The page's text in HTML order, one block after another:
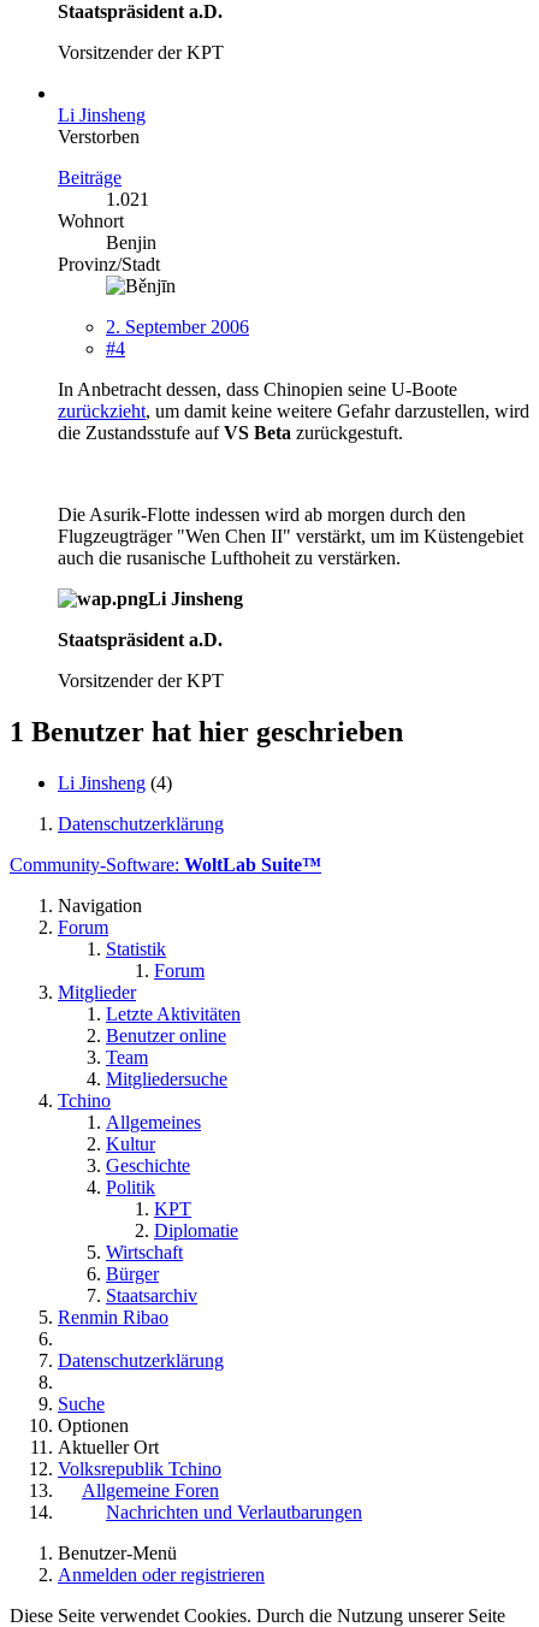
Staatspräsident a.D.
Vorsitzender der KPT
Li Jinsheng
Verstorben
Beiträge
1.021
Wohnort
Benjin
Provinz/Stadt
2. September 2006
#4
In Anbetracht dessen, dass Chinopien seine U-Boote
zurückzieht, um damit keine weitere Gefahr darzustellen, wird
die Zustandsstufe aufVS Beta zurückgestuft.
Die Asurik-Flotte indessen wird ab morgen durch den
Flugzeugträger "Wen Chen II" verstärkt, um im Küstengebiet
auch die rusanische Lufthoheit zu verstärken.
Li Jinsheng
Staatspräsident a.D.
Vorsitzender der KPT
1 Benutzer hat hier geschrieben
Li Jinsheng (4)
Datenschutzerklärung
Community-Software: WoltLab Suite™
Navigation
Forum
Statistik
Forum
Mitglieder
Letzte Aktivitäten
Benutzer online
Team
Mitgliedersuche
Tchino
Allgemeines
Kultur
Geschichte
Politik
KPT
Diplomatie
Wirtschaft
Bürger
Staatsarchiv
Renmin Ribao
Datenschutzerklärung
Suche
Optionen
Aktueller Ort
Volksrepublik Tchino
Allgemeine Foren
Nachrichten und Verlautbarungen
Benutzer-Menü
Anmelden oder registrieren
Diese Seite verwendet Cookies. Durch die Nutzung unserer Seite